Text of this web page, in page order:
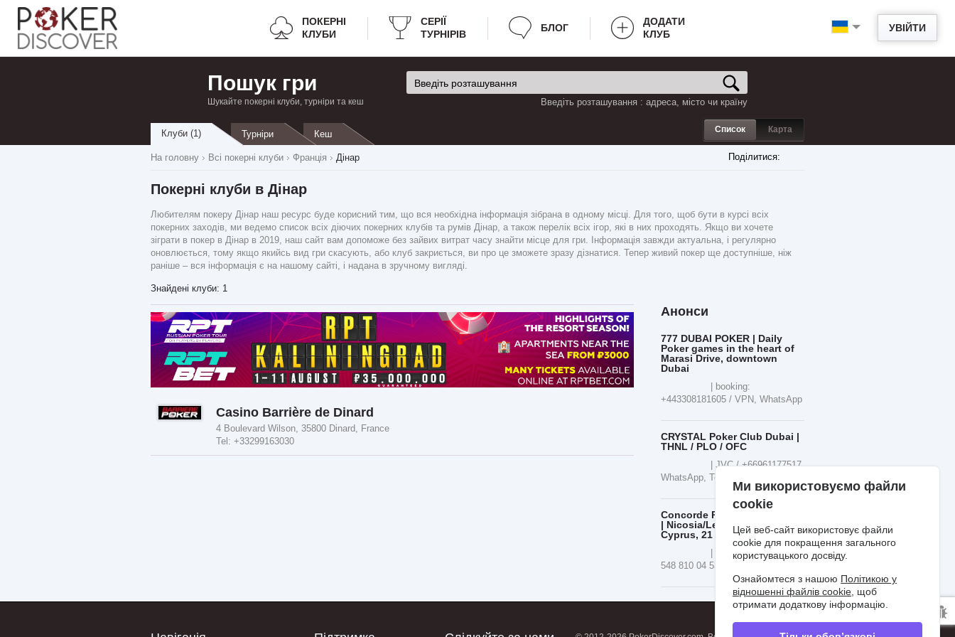
УВІЙТИ
ПОКЕРНІ
КЛУБИ
CЕРІЇ
ТУРНІРІВ
БЛОГ
ДОДАТИ
КЛУБ
Пошук гри
Шукайте покерні клуби, турніри та кеш Введіть розташування : адреса, місто чи країну
Клуби (1) Турніри Кеш Список Карта
Поділитися:
На головну Всі покерні клуби Франція Дінар
Покерні клуби в Дінар
Любителям покеру Дінар наш ресурс буде корисний тим, що вся необхідна інформація зібрана в одному місці. Для того, щоб бути в курсі всіх
покерних заходів, ми ведемо список всіх діючих покерних клубів та румів Дінар, а також перелік всіх ігор, які в них проходять. Якщо ви хочете
зіграти в покер в Дінар в 2019, наш сайт вам допоможе без зайвих витрат часу знайти місце для гри. Інформація завжди актуальна, і регулярно
оновлюється, тому якщо якийсь вид гри скасують, або клуб закриється, ви про це зможете зразу дізнатися. Тепер живий покер ще доступніше, ніж
раніше – вся інформація є на нашому сайті, і надана в зручному вигляді.
Знайдені клуби: 1
Casino Barrière de Dinard
4 Boulevard Wilson, 35800 Dinard, France
Tel: +33299163030
Анонси
777 DUBAI POKER | Daily
Poker games in the heart of
Marasi Drive, downtown
Dubai
| booking:
+443308181605 / VPN, WhatsApp
CRYSTAL Poker Club Dubai |
THNL / PLO / OFC
| JVC / +66961177517,
WhatsApp, Telegram
Concorde Poker Summerfest
| Nicosia/Lefkosa, Northern
Cyprus, 21 - 30 AUG 2026
| €300.000 GTD | +90
548 810 04 53
Ми використовуємо файли
cookie
Цей веб-сайт використовує файли
cookie для покращення загального
користувацького досвіду.
Ознайомтеся з нашою Політикою у
відношенні файлів cookie, щоб
отримати додаткову інформацію.